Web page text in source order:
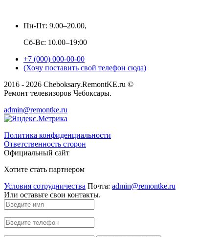
Пн-Пт: 9.00–20.00,
Сб-Вс: 10.00–19:00
+7 (000) 000-00-00
(Хочу поставить свой телефон сюда)
2016 - 2026 Cheboksary.RemontKE.ru ©
Ремонт телевизоров Чебоксары.
admin@remontke.ru
Политика конфиденциальности
Ответственность сторон
Официальный сайт
Хотите стать партнером
Условия сотрудничества Почта: admin@remontke.ru
Или оставьте свои контакты.